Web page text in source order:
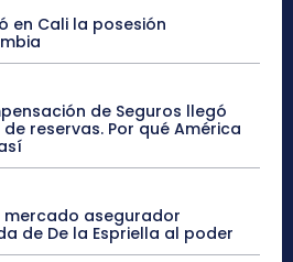
en Cali la posesión
de Seguros llegó
reservas. Por qué América
mercado asegurador
de De la Espriella al poder